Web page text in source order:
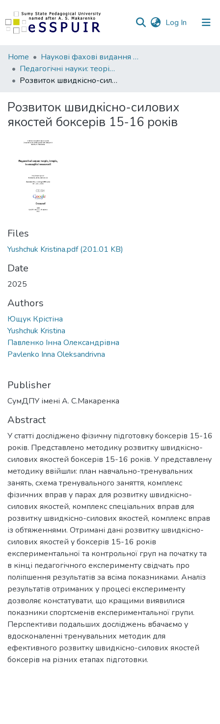
Log In (current)
Communities
&
Collections
Statistics
Home
Наукові фахові видання СумДПУ
Педагогічні науки: теорія, історія, інноваційні технології
Розвиток швидкісно-силових якостей боксерів 15-16 років
Розвиток швидкісно-силових
якостей боксерів 15-16 років
Files
Yushchuk Kristina.pdf(201.01 KB)
Date
2025
Authors
Ющук Крістіна
Yushchuk Kristina
Павленко Інна Олександрівна
Pavlenko Inna Oleksandrivna
Publisher
СумДПУ імені А. С.Макаренка
Abstract
У статті досліджено фізичну підготовку боксерів 15-16
років. Представлено методику розвитку швидкісно-
силових якостей боксерів 15-16 років. У представлену
методику ввійшли: план навчально-тренувальних
занять, схема тренувального заняття, комплекс
фізичних вправ у парах для розвитку швидкісно-
силових якостей, комплекс спеціальних вправ для
розвитку швидкісно-силових якостей, комплекс вправ
із обтяженнями. Отримані дані розвитку швидкісно-
силових якостей у боксерів 15-16 років
експериментальної та контрольної груп на початку та
в кінці педагогічного експерименту свідчать про
поліпшення результатів за всіма показниками. Аналіз
результатів отриманих у процесі експерименту
дозволяє констатувати, що кращими виявилися
показники спортсменів експериментальної групи.
Перспективи подальших досліджень вбачаємо у
вдосконаленні тренувальних методик для
ефективного розвитку швидкісно-силових якостей
боксерів на різних етапах підготовки.